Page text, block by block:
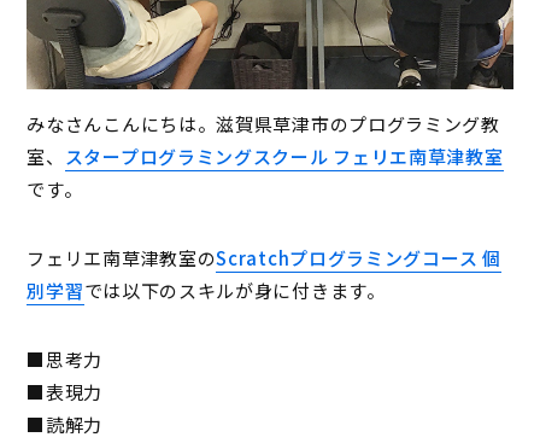
みなさんこんにちは。滋賀県草津市のプログラミング教
室、 スタープログラミングスクール フェリエ南草津教室
です。
フェリエ南草津教室のScratchプログラミングコース 個
別学習では以下のスキルが身に付きます。
■思考力
■表現力
■読解力